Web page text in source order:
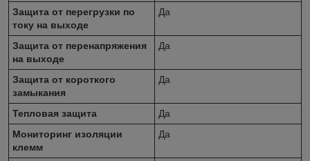
Защита от перегрузки по
току на выходе
Да
Защита от перенапряжения
на выходе
Да
Защита от короткого
замыкания
Да
Тепловая защита
Да
Мониторинг изоляции
клемм
Да